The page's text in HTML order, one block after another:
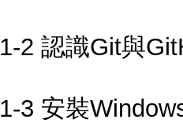
1-2 認識Git與
1-3 安裝